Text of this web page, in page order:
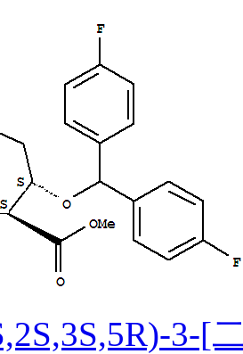
3-[